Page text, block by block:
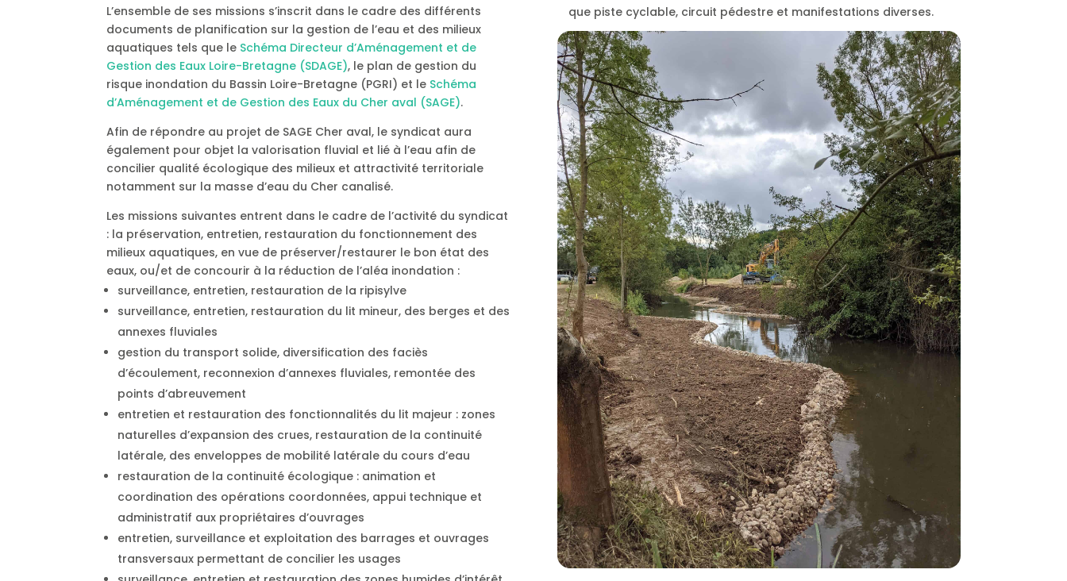
L’ensemble de ses missions s’inscrit dans le cadre des différents
documents de planification sur la gestion de l’eau et des milieux
aquatiques tels que le Schéma Directeur d’Aménagement et de
Gestion des Eaux Loire-Bretagne (SDAGE), le plan de gestion du
risque inondation du Bassin Loire-Bretagne (PGRI) et le Schéma
d’Aménagement et de Gestion des Eaux du Cher aval (SAGE).
Afin de répondre au projet de SAGE Cher aval, le syndicat aura
également pour objet la valorisation fluvial et lié à l’eau afin de
concilier qualité écologique des milieux et attractivité territoriale
notamment sur la masse d’eau du Cher canalisé.
Les missions suivantes entrent dans le cadre de l’activité du syndicat
: la préservation, entretien, restauration du fonctionnement des
milieux aquatiques, en vue de préserver/restaurer le bon état des
eaux, ou/et de concourir à la réduction de l’aléa inondation :
surveillance, entretien, restauration de la ripisylve
surveillance, entretien, restauration du lit mineur, des berges et des
annexes fluviales
gestion du transport solide, diversification des faciès
d’écoulement, reconnexion d’annexes fluviales, remontée des
points d’abreuvement
entretien et restauration des fonctionnalités du lit majeur : zones
naturelles d’expansion des crues, restauration de la continuité
latérale, des enveloppes de mobilité latérale du cours d’eau
restauration de la continuité écologique : animation et
coordination des opérations coordonnées, appui technique et
administratif aux propriétaires d’ouvrages
entretien, surveillance et exploitation des barrages et ouvrages
transversaux permettant de concilier les usages
que piste cyclable, circuit pédestre et manifestations diverses.